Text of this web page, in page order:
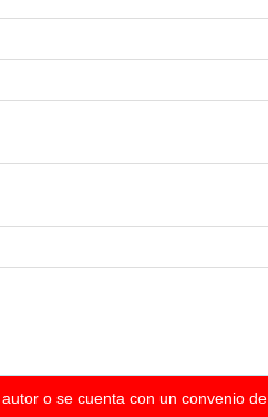
o se cuenta con un convenio de